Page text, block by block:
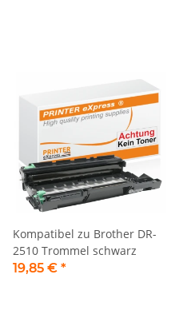
Kompatibel zu Brother DR-
2510 Trommel schwarz
19,85 € *